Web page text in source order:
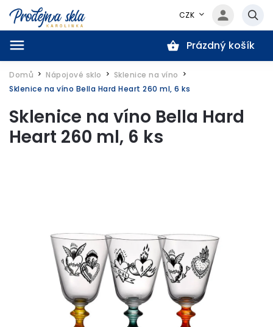
CZK
Prázdný košík
Domů / Nápojové sklo / Sklenice na víno /
Sklenice na víno Bella Hard Heart 260 ml, 6 ks
Sklenice na víno Bella Hard
Heart 260 ml, 6 ks